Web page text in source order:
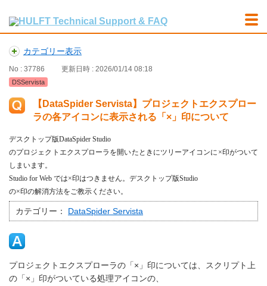
カテゴリー表示
No : 37786 更新日時 : 2026/01/14 08:18
DSServista
【DataSpider Servista】プロジェクトエクスプロー
ラの各アイコンに表示される「×」印について
デスクトップ版DataSpider Studio
のプロジェクトエクスプローラを開いたときにツリーアイコンに×印がついて
しまいます。
Studio for Web では×印はつきません。デスクトップ版Studio
の×印の解消方法をご教示ください。
カテゴリー： DataSpider Servista
プロジェクトエクスプローラの「×」印については、スクリプト上
の「×」印がついている処理アイコンの、